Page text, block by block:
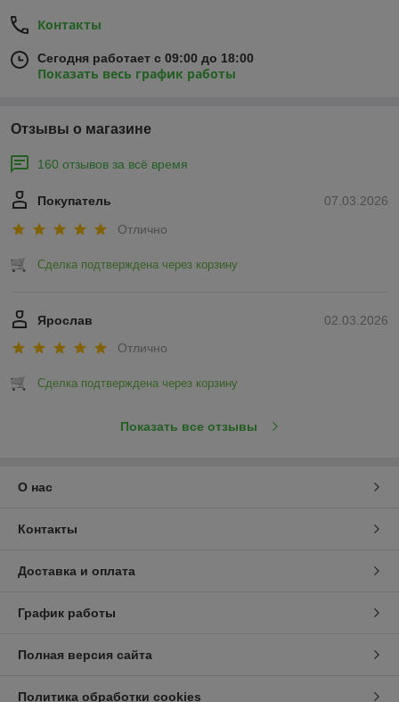
Контакты
Сегодня работает с 09:00 до 18:00
Показать весь график работы
Отзывы о магазине
160 отзывов за всё время
07.03.2026
Покупатель
Отлично
Сделка подтверждена через корзину
02.03.2026
Ярослав
Отлично
Сделка подтверждена через корзину
Показать все отзывы
О нас
Контакты
Доставка и оплата
График работы
Полная версия сайта
Политика обработки cookies